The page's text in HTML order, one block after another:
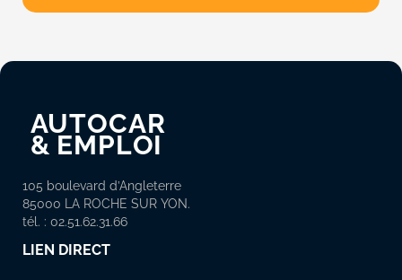
AUTOCAR
& EMPLOI
105 boulevard d’Angleterre
85000 LA ROCHE SUR YON.
tél. : 02.51.62.31.66
LIEN DIRECT